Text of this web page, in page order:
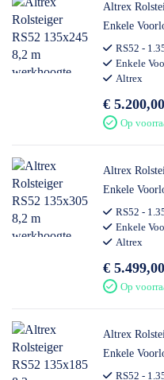
Altrex
Enkele
RS52 -
Enkele
Altrex
€ 5.200,00
Op
Altrex
Enkele
RS52 -
Enkele
Altrex
€ 5.499,00
Op
Altrex
Enkele
RS52 -